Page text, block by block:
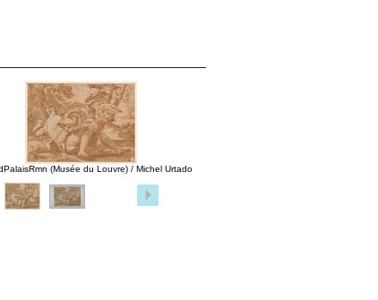
(Musée du Louvre) / Michel Urtado